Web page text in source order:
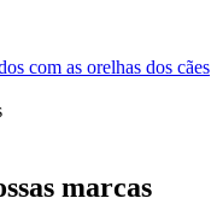
com as orelhas dos cães
marcas